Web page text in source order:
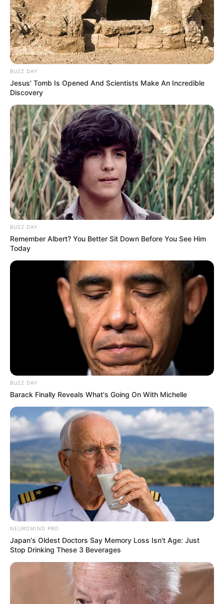
BUZZ DAY
Jesus' Tomb Is Opened And Scientists Make An Incredible
Discovery
BUZZ DAY
Remember Albert? You Better Sit Down Before You See Him
Today
BUZZ DAY
Barack Finally Reveals What's Going On With Michelle
NEUROMIND PRO
Japan's Oldest Doctors Say Memory Loss Isn't Age: Just
Stop Drinking These 3 Beverages